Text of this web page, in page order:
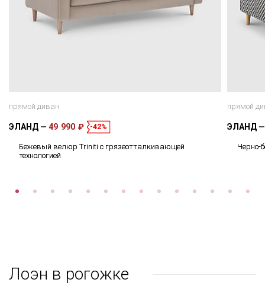
прямой диван
ЭЛАНД 49 990 ₽ -42%
Бежевый велюр Triniti с грязеотталкивающей
технологией
прямой
ЭЛАНД
Черно-
Лоэн в рогожке